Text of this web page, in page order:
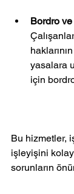
Bordro
yasalara
için
Bu hizmetler,
işleyişini
sorunların